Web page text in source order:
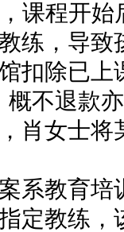
课程开
练，导
扣除已
概不退款
肖女士将
教育培
定教练